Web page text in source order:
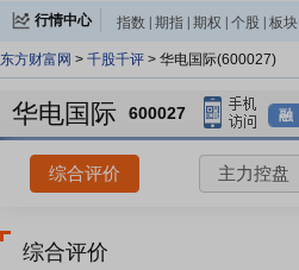
行情中心 指数 期指 期权 个股 板块
东方财富网 > 千股千评 > 华电国际(600027)
华电国际 600027 融
综合评价 主力控盘
综合评价